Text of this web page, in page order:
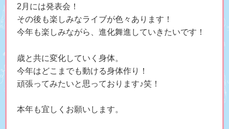
2月には発表会！
その後も楽しみなライブが色々あります！
今年も楽しみながら、進化舞進していきたいです！
歳と共に変化していく身体。
今年はどこまでも動ける身体作り！
頑張ってみたいと思っております♪笑！
本年も宜しくお願いします。